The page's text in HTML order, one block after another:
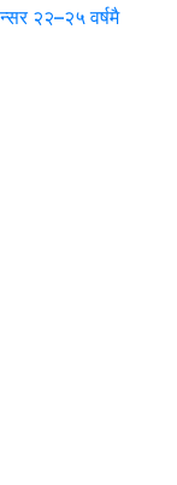
२२–२५ वर्षमै